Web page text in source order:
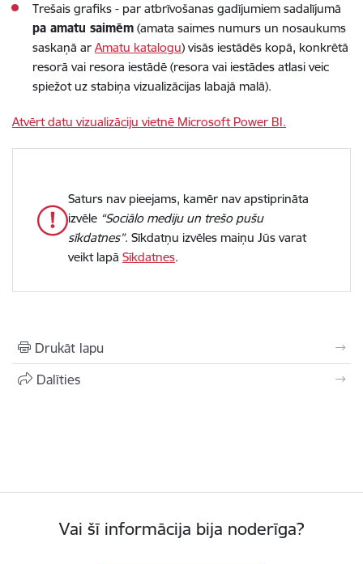
Trešais grafiks - par atbrīvošanas gadījumiem sadalījumā
pa amatu saimēm (amata saimes numurs un nosaukums
saskaņā ar Amatu katalogu) visās iestādēs kopā, konkrētā
resorā vai resora iestādē (resora vai iestādes atlasi veic
spiežot uz stabiņa vizualizācijas labajā malā).
Atvērt datu vizualizāciju vietnē Microsoft Power BI.
Saturs nav pieejams, kamēr nav apstiprināta
izvēle “Sociālo mediju un trešo pušu
sīkdatnes”. Sīkdatņu izvēles maiņu Jūs varat
veikt lapā Sīkdatnes.
Drukāt lapu
Dalīties
Vai šī informācija bija noderīga?